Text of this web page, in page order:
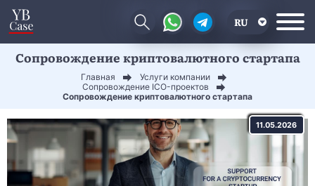
RU
EN
Сопровождение криптовалютного стартапа
Главная
Услуги компании
Сопровождение ICO-проектов
Сопровождение криптовалютного стартапа
11.05.2026